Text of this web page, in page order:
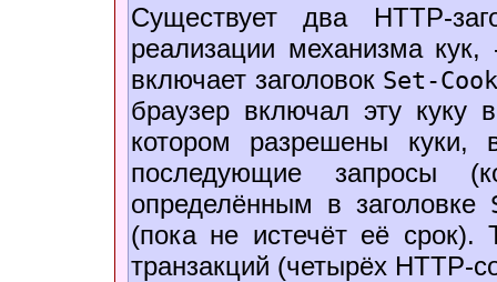
Существует два HTTP-
реализации механизма
включает заголовок Set-
браузер включал эту куку
котором разрешены куки,
последующие запросы
определённым в заголовке
(пока не истечёт её срок).
транзакций (четырёх HTTP-